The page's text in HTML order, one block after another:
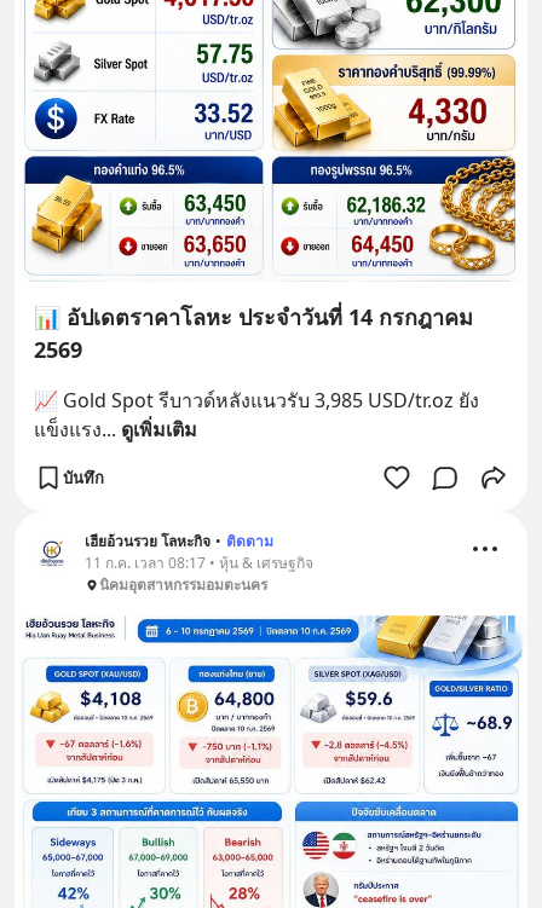
📊 อัปเดตราคาโลหะ ประจำวันที่ 14 กรกฎาคม
2569
📈 Gold Spot รีบาวด์หลังแนวรับ 3,985 USD/tr.oz ยัง
แข็งแรง... ดูเพิ่มเติม
บันทึก
เฮียอ้วนรวย โลหะกิจ • ติดตาม
11 ก.ค. เวลา 08:17 • หุ้น & เศรษฐกิจ
นิคมอุตสาหกรรมอมตะนคร